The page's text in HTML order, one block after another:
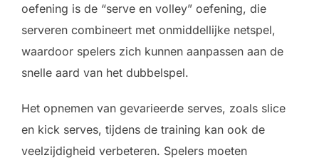
oefening is de “serve en volley” oefening, die
serveren combineert met onmiddellijke netspel,
waardoor spelers zich kunnen aanpassen aan de
snelle aard van het dubbelspel.
Het opnemen van gevarieerde serves, zoals slice
en kick serves, tijdens de training kan ook de
veelzijdigheid verbeteren. Spelers moeten